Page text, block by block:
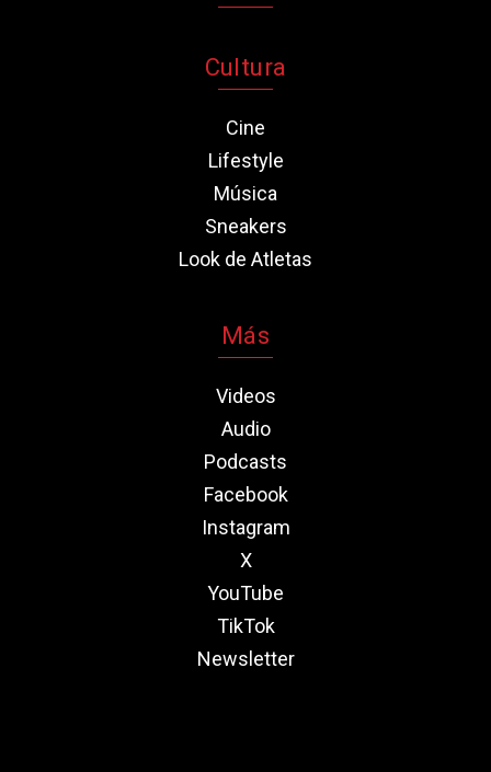
Cultura
Cine
Lifestyle
Música
Sneakers
Look de Atletas
Más
Videos
Audio
Podcasts
Facebook
Instagram
X
YouTube
TikTok
Newsletter